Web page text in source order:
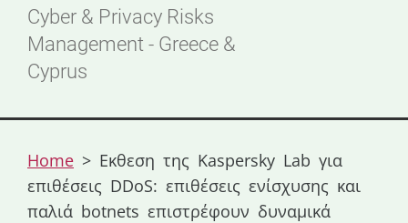
Cyber & Privacy Risks
Management - Greece &
Cyprus
Home > Eκθεση της Kaspersky Lab για
επιθέσεις DDoS: επιθέσεις ενίσχυσης και
παλιά botnets επιστρέφουν δυναμικά